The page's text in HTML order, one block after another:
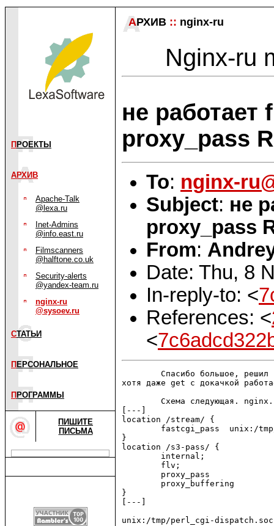
П РОЕКТЫ
АРХИВ
Apache-Talk
@lexa.ru
Inet-Admins
@info.east.ru
Filmscanners
@halftone.co.uk
Security-alerts
@yandex-team.ru
nginx-ru
@sysoev.ru
СТАТЬИ
П ЕРСОНАЛЬНОЕ
П РОГРАММЫ
ПИШИТЕ
ПИСЬМА
АРХИВ :: nginx-ru
Nginx-ru
не
proxy_pass
To: nginx-
Subject: не
proxy_pass
From:
Date: Thu, 8
In-reply-to: <
References: <
<
Спасибо большое, решил
хотя даже get с докачкой
Схема следующая.
[---]
location /stream/ {
fastcgi_pass  unix:/
}
location /s3-pass/ {
        internal;
        flv;
proxy_buffering
}
[---]
unix:/tmp/perl_cgi-dispatch.sock